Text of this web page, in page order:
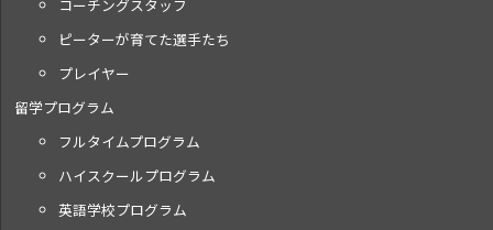
コーチングスタッフ
ピーターが育てた選手たち
プレイヤー
留学プログラム
フルタイムプログラム
ハイスクールプログラム
英語学校プログラム